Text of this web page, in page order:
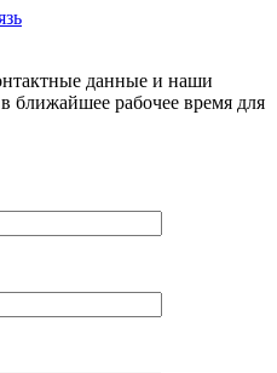
данные и наши
ближайшее рабочее время для